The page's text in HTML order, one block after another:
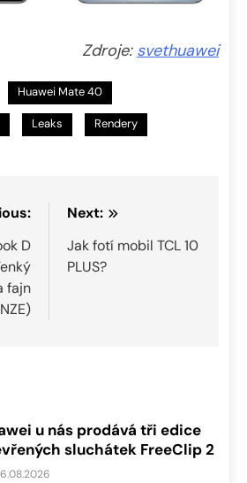
Zdroje: svethuawei
Huawei Mate 40
Leaks Rendery
D
fajn
Next:
Jak fotí mobil TCL 10
PLUS?
u nás prodává tři edice
sluchátek FreeClip 2